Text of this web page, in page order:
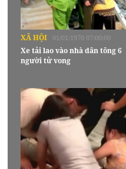
XÃ HỘI 01/01/1970 07:00:00
Xe tải lao vào nhà dân tông 6
người tử vong